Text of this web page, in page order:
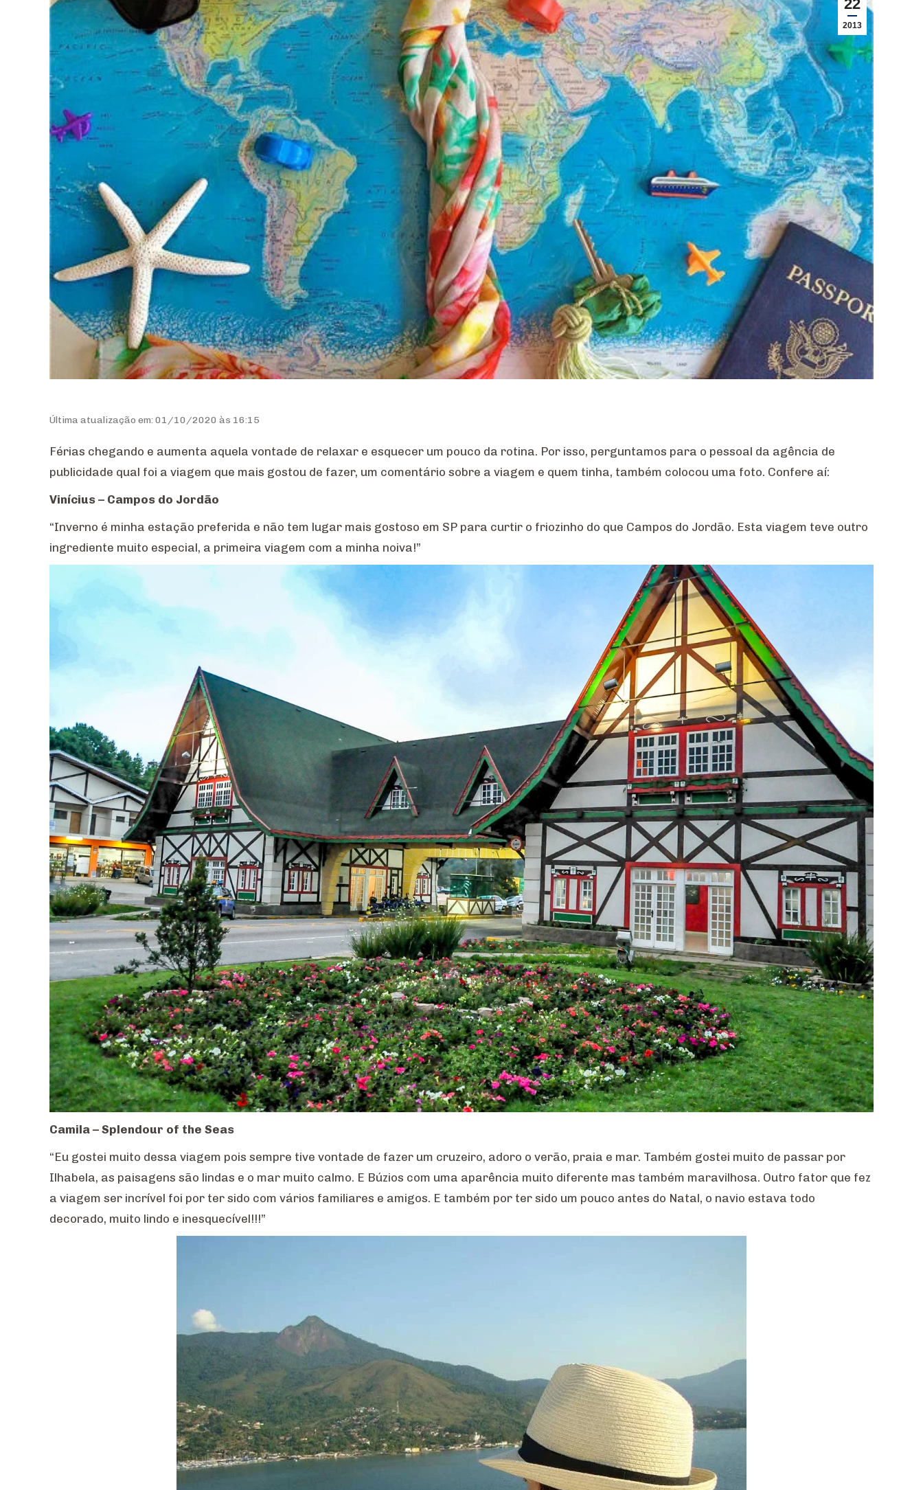
22
2013
Última atualização em: 01/10/2020 às 16:15
Férias chegando e aumenta aquela vontade de relaxar e esquecer um pouco da rotina. Por isso, perguntamos para o pessoal da agência de
publicidade qual foi a viagem que mais gostou de fazer, um comentário sobre a viagem e quem tinha, também colocou uma foto. Confere aí:
Vinícius – Campos do Jordão
“Inverno é minha estação preferida e não tem lugar mais gostoso em SP para curtir o friozinho do que Campos do Jordão. Esta viagem teve outro
ingrediente muito especial, a primeira viagem com a minha noiva!”
Camila – Splendour of the Seas
“Eu gostei muito dessa viagem pois sempre tive vontade de fazer um cruzeiro, adoro o verão, praia e mar. Também gostei muito de passar por
Ilhabela, as paisagens são lindas e o mar muito calmo. E Búzios com uma aparência muito diferente mas também maravilhosa. Outro fator que fez
a viagem ser incrível foi por ter sido com vários familiares e amigos. E também por ter sido um pouco antes do Natal, o navio estava todo
decorado, muito lindo e inesquecível!!!”